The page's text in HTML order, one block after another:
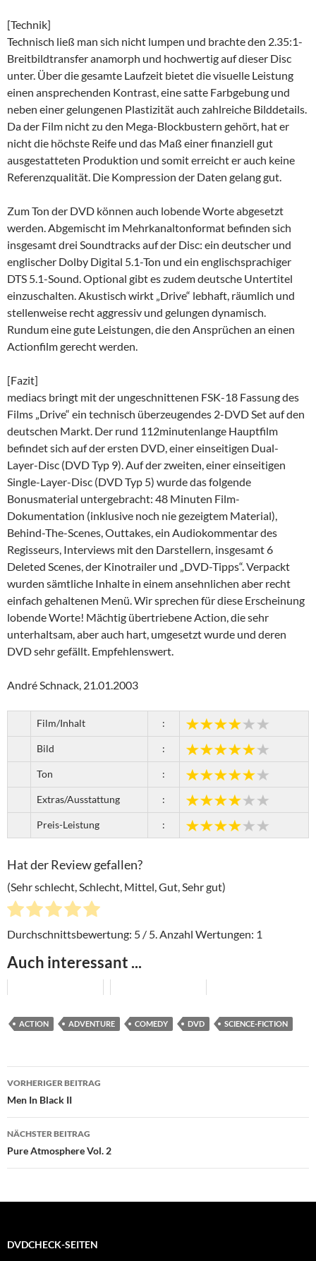
[Technik]
Technisch ließ man sich nicht lumpen und brachte den 2.35:1-
Breitbildtransfer anamorph und hochwertig auf dieser Disc
unter. Über die gesamte Laufzeit bietet die visuelle Leistung
einen ansprechenden Kontrast, eine satte Farbgebung und
neben einer gelungenen Plastizität auch zahlreiche Bilddetails.
Da der Film nicht zu den Mega-Blockbustern gehört, hat er
nicht die höchste Reife und das Maß einer finanziell gut
ausgestatteten Produktion und somit erreicht er auch keine
Referenzqualität. Die Kompression der Daten gelang gut.
Zum Ton der DVD können auch lobende Worte abgesetzt
werden. Abgemischt im Mehrkanaltonformat befinden sich
insgesamt drei Soundtracks auf der Disc: ein deutscher und
englischer Dolby Digital 5.1-Ton und ein englischsprachiger
DTS 5.1-Sound. Optional gibt es zudem deutsche Untertitel
einzuschalten. Akustisch wirkt „Drive“ lebhaft, räumlich und
stellenweise recht aggressiv und gelungen dynamisch.
Rundum eine gute Leistungen, die den Ansprüchen an einen
Actionfilm gerecht werden.
[Fazit]
mediacs bringt mit der ungeschnittenen FSK-18 Fassung des
Films „Drive“ ein technisch überzeugendes 2-DVD Set auf den
deutschen Markt. Der rund 112minutenlange Hauptfilm
befindet sich auf der ersten DVD, einer einseitigen Dual-
Layer-Disc (DVD Typ 9). Auf der zweiten, einer einseitigen
Single-Layer-Disc (DVD Typ 5) wurde das folgende
Bonusmaterial untergebracht: 48 Minuten Film-
Dokumentation (inklusive noch nie gezeigtem Material),
Behind-The-Scenes, Outtakes, ein Audiokommentar des
Regisseurs, Interviews mit den Darstellern, insgesamt 6
Deleted Scenes, der Kinotrailer und „DVD-Tipps“. Verpackt
wurden sämtliche Inhalte in einem ansehnlichen aber recht
einfach gehaltenen Menü. Wir sprechen für diese Erscheinung
lobende Worte! Mächtig übertriebene Action, die sehr
unterhaltsam, aber auch hart, umgesetzt wurde und deren
DVD sehr gefällt. Empfehlenswert.
André Schnack, 21.01.2003
Film/Inhalt :
Bild :
Ton :
Extras/Ausstattung :
Preis-Leistung :
Hat der Review gefallen?
(Sehr schlecht, Schlecht, Mittel, Gut, Sehr gut)
Durchschnittsbewertung: 5 / 5. Anzahl Wertungen: 1
Auch interessant ...
ACTION ADVENTURE COMEDY DVD SCIENCE-FICTION
Beitragsnavigation
VORHERIGER BEITRAG
Men In Black II
NÄCHSTER BEITRAG
Pure Atmosphere Vol. 2
DVDCHECK-SEITEN